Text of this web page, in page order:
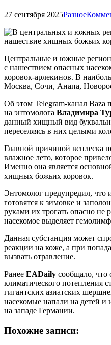
27 сентября 2025Разное
Центральные и южные
с нашествием опасных
коровок-арлекинов. В
Москва, Сочи, Анапа,
Об этом Telegram-канал Baza
на энтомолога Владимира
данный хищный вид
переселяясь в них целыми
Главной причиной всплеска
влажное лето, которое
Именно она является
хищных божьих коровок.
Энтомолог предупредил, что
готовятся к зимовке и
руками их трогать опасно не
насекомое выделяет
Данная субстанция может
реакции на коже, а при
вызвать отравление.
Ранее EADaily сообщало, что
климатического потепления
гигантских азиатских
насекомые напали на детей и
на западе Германии.
Похожие записи: